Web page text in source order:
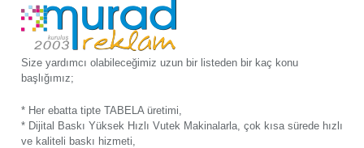
Size yardımcı olabileceğimiz uzun bir listeden bir kaç konu
başlığımız;
* Her ebatta tipte TABELA üretimi,
* Dijital Baskı Yüksek Hızlı Vutek Makinalarla, çok kısa sürede hızlı
ve kaliteli baskı hizmeti,